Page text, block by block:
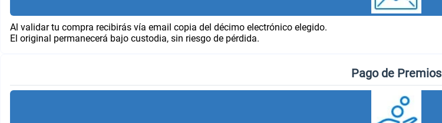
Al validar tu compra recibirás vía email copia del décimo electrónico elegido.
El original permanecerá bajo custodia, sin riesgo de pérdida.
Pago de Premios